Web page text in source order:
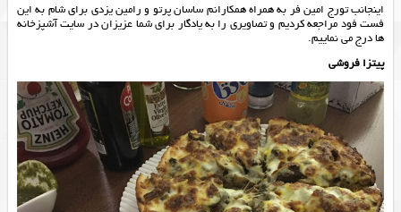
اینجانب تورج امین فر به همراه همکارانم ساسان پرتو و رامین یزدی برای شام به این
فست فود مراجعه کردیم و تصاویری را به یادگار برای شما عزیزان در سایت آشپزخانه
ها درج می نماییم.
پیتزا فروشی